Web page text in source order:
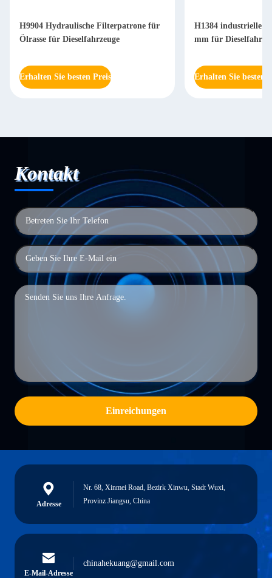
H9904 Hydraulische Filterpatrone für
Ölrasse für Dieselfahrzeuge
Erhalten Sie besten Preis
H1384 industrielle
mm für
Erhalten Sie besten
Kontakt
Einreichungen
Adresse
Nr. 68, Xinmei Road, Bezirk Xinwu, Stadt Wuxi,
Provinz Jiangsu, China
E-Mail-Adresse
chinahekuang@gmail.com